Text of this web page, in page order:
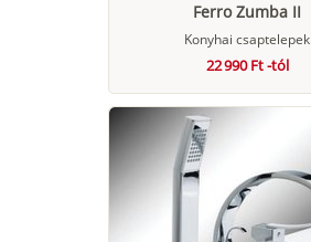
Ferro Zumba II
Konyhai csaptelepek
22 990 Ft -tól